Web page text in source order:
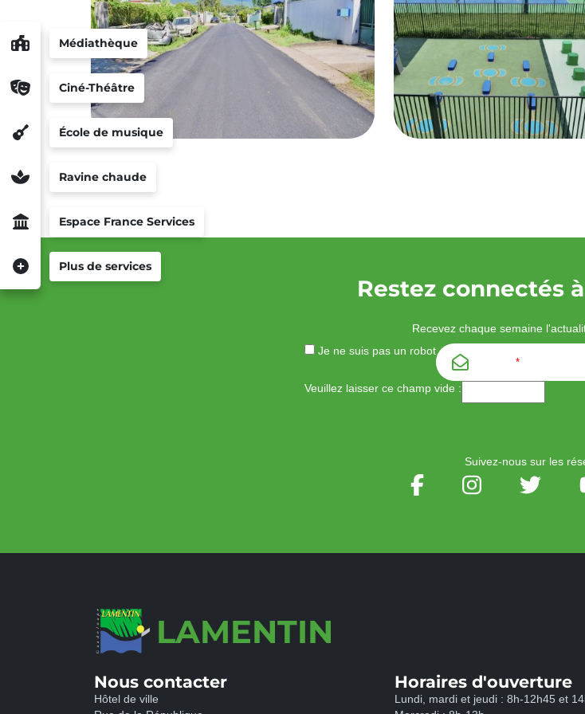
Médiathèque
Ciné-Théâtre
École de musique
Ravine chaude
Espace France Services
Plus de services
LAMENTIN
Nous contacter
Hôtel de ville
Horaires d'ouverture
Lundi, mardi et jeudi : 8h-12h45 et
Restez connectés
Recevez chaque semaine
Je ne suis pas un robot
*
Veuillez laisser ce champ vide :
Suivez-nous sur les